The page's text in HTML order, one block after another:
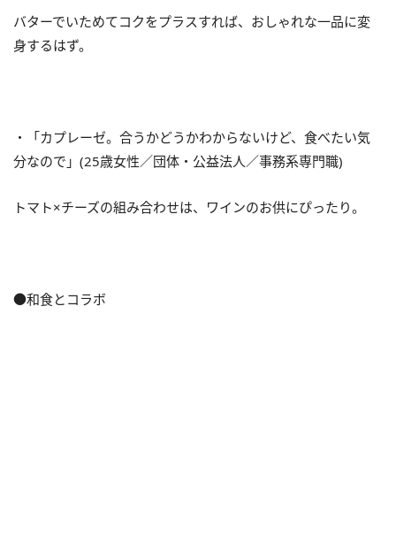
バターでいためてコクをプラスすれば、おしゃれな一品に変
身するはず。
・「カプレーゼ。合うかどうかわからないけど、食べたい気
分なので」(25歳女性／団体・公益法人／事務系専門職)
トマト×チーズの組み合わせは、ワインのお供にぴったり。
●和食とコラボ